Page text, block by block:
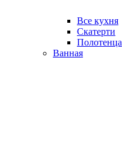
Все кухня
Скатерти
Полотенца
Ванная